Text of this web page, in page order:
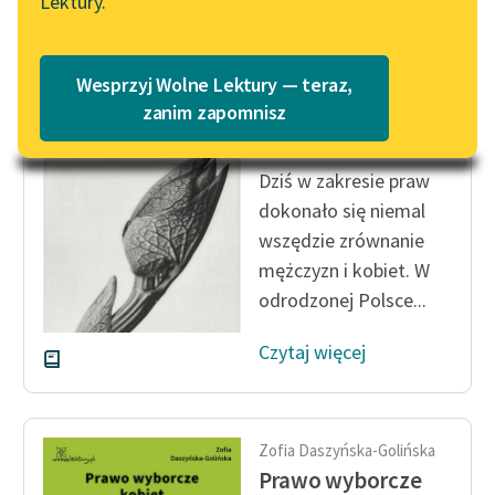
Lektury szkolne i klasyka
literatury do słuchania dla
uczennic i uczniów z
niepełnosprawnościami
E-kolekcja lektur
szkolnych i literatury do
słuchania dla uczennic i
uczniów z
niepełnosprawnościami
Feministyczne inspiracje.
skandynawskiej literatury
feministycznej
Katalog w formacie PDF
Wesprzyj Wolne Lektury — teraz,
zanim zapomnisz
Zofia Daszyńska-Golińska
Kwestia kobieca a
małżeństwo
Dziś w zakresie praw
dokonało się niemal
wszędzie zrównanie
mężczyzn i kobiet. W
odrodzonej Polsce...
Czytaj więcej
Zofia Daszyńska-Golińska
Prawo wyborcze